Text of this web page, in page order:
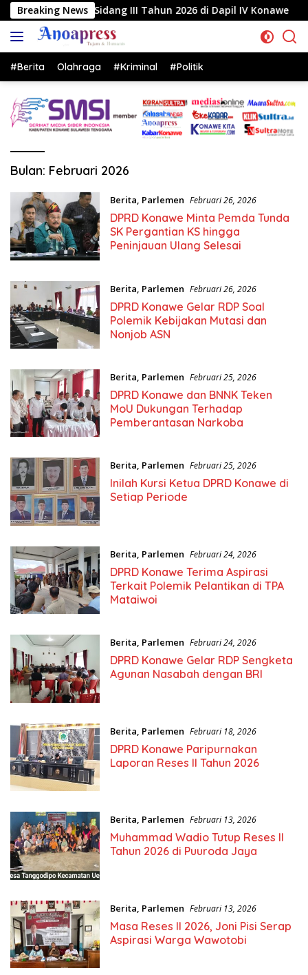
Langsung
ke
konten
Breaking News
Sidang III Tahun 2026 di Dapil IV Konawe Reses di
#Berita Olahraga #Kriminal #Politik
Bulan: Februari 2026
Berita, Parlemen Februari 26, 2026
DPRD Konawe Minta Pemda Tunda
SK Pergantian KS hingga
Peninjauan Ulang Selesai
Berita Parlemen Februari 26, 2026
DPRD Konawe Gelar RDP Soal
Polemik Kebijakan Mutasi dan
Nonjob ASN
Berita, Parlemen Februari 25, 2026
DPRD Konawe dan BNNK Teken
MoU Dukungan Terhadap
Pemberantasan Narkoba
Berita, Parlemen Februari 25, 2026
Inilah Kursi Ketua DPRD Konawe di
Setiap Periode
Berita, Parlemen Februari 24, 2026
DPRD Konawe Terima Aspirasi
Terkait Polemik Pelantikan di TPA
Mataiwoi
Berita, Parlemen Februari 24, 2026
DPRD Konawe Gelar RDP Sengketa
Agunan Nasabah dengan BRI
Berita, Parlemen Februari 18, 2026
DPRD Konawe Paripurnakan
Laporan Reses II Tahun 2026
Berita, Parlemen Februari 13, 2026
Muhammad Wadio Tutup Reses II
Tahun 2026 di Puuroda Jaya
Berita, Parlemen Februari 13, 2026
Masa Reses II 2026, Joni Pisi Serap
Aspirasi Warga Wawotobi